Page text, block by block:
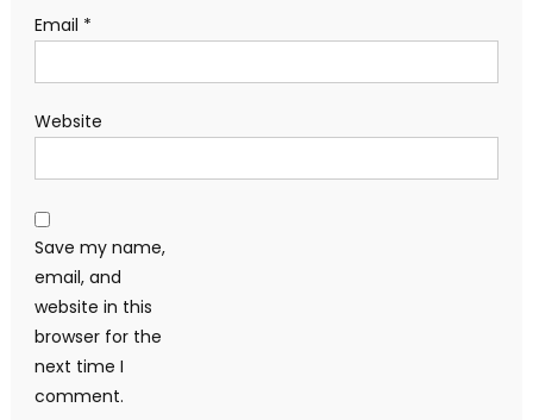
Email *
Website
Save my name,
email, and
website in this
browser for the
next time I
comment.